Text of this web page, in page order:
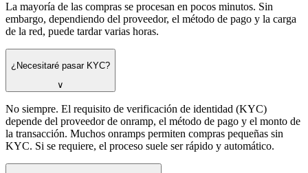
La mayoría de las compras se procesan en pocos minutos. Sin
embargo, dependiendo del proveedor, el método de pago y la carga
de la red, puede tardar varias horas.
¿Necesitaré pasar KYC?
∨
No siempre. El requisito de verificación de identidad (KYC)
depende del proveedor de onramp, el método de pago y el monto de
la transacción. Muchos onramps permiten compras pequeñas sin
KYC. Si se requiere, el proceso suele ser rápido y automático.